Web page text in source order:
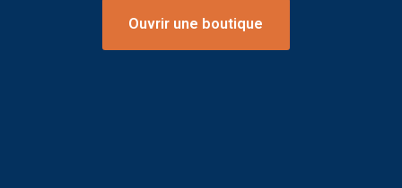
Ouvrir une boutique